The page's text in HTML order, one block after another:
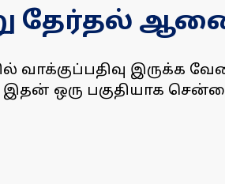
தேர்தல்
வாக்குப்பதிவு இருக்க
இதன் ஒரு பகுதியாக